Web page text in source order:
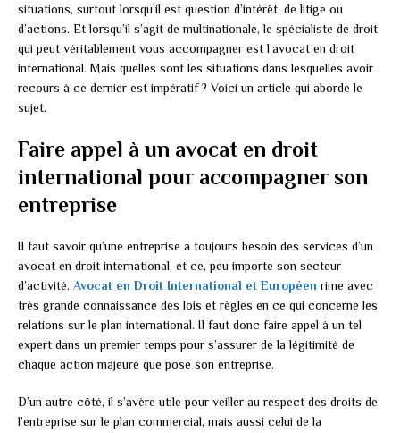
situations, surtout lorsqu’il est question d’intérêt, de litige ou
d’actions. Et lorsqu’il s’agit de multinationale, le spécialiste de droit
qui peut véritablement vous accompagner est l’avocat en droit
international. Mais quelles sont les situations dans lesquelles avoir
recours à ce dernier est impératif ? Voici un article qui aborde le
sujet.
Faire appel à un avocat en droit
international pour accompagner son
entreprise
Il faut savoir qu’une entreprise a toujours besoin des services d’un
avocat en droit international, et ce, peu importe son secteur
d’activité. Avocat en Droit International et Européen rime avec
très grande connaissance des lois et règles en ce qui concerne les
relations sur le plan international. Il faut donc faire appel à un tel
expert dans un premier temps pour s’assurer de la légitimité de
chaque action majeure que pose son entreprise.
D’un autre côté, il s’avère utile pour veiller au respect des droits de
l’entreprise sur le plan commercial, mais aussi celui de la